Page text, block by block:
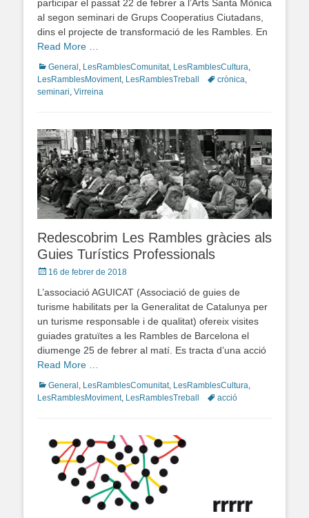
participar el passat 22 de febrer a l’Arts Santa Mònica
al segon seminari de Grups Cooperatius Ciutadans,
dins el projecte de transformació de les Rambles. En
Read More …
Categories
General LesRamblesComunitat, LesRamblesCultura
LesRamblesMoviment, LesRamblesTreball Tagscrònica
seminari Virreina
Redescobrim Les Rambles gràcies als
Guies Turístics Professionals
Posted
16 de febrer de 2018
L’associació AGUICAT (Associació de guies de
turisme habilitats per la Generalitat de Catalunya per
un turisme responsable i de qualitat) ofereix visites
guiades gratuïtes a les Rambles de Barcelona el
diumenge 25 de febrer al matí. Es tracta d’una acció
Read More …
Categories
General , LesRamblesComunitat, LesRamblesCultura,
LesRamblesMoviment, LesRamblesTreball Tagsacció